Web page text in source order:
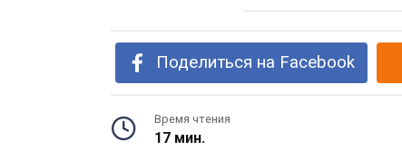
Поделиться на Facebook
Время чтения
17 мин.